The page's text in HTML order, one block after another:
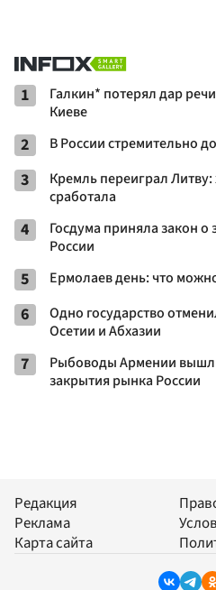
1
Галкин* потерял дар
Киеве
2 В России стремительно
3
Кремль переиграл
сработала
4
Госдума приняла закон
России
5 Ермолаев день: что
6
Одно государство
Осетии и Абхазии
7
Рыбоводы Армении
закрытия рынка России
Редакция
Реклама
Карта сайта